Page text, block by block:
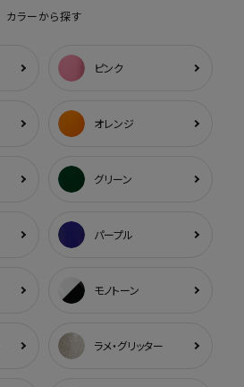
カラーから探す
ピンク
オレンジ
グリーン
パープル
モノトーン
ラメ・グリッター